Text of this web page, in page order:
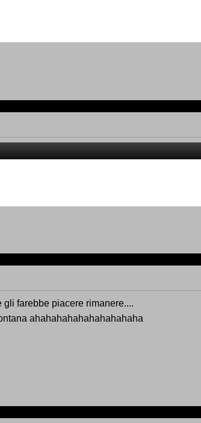
farebbe piacere rimanere....
ahahahahahahahahahaha